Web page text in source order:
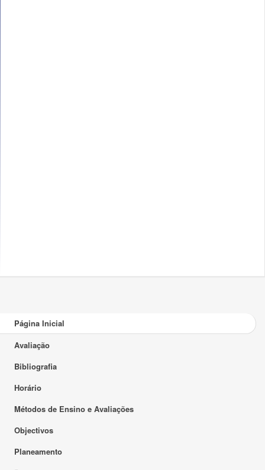
Página Inicial
Avaliação
Bibliografia
Horário
Métodos de Ensino e Avaliações
Objectivos
Planeamento